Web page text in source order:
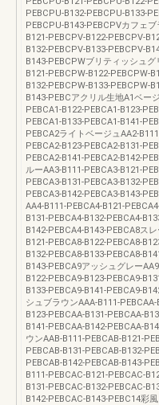
PEBCPU-B132-PEBCPU-B133-
PEBCPU-B143-PEBCPVカフェ
B121-PEBCPV-B122-PEBCPV-
B132-PEBCPV-B133-PEBCPV-
B143-PEBCPWブリティッシュ
B121-PEBCPW-B122-PEBCPW-
B132-PEBCPW-B133-PEBCPW-
B143-PEBCアクリル生地A1ベー
PEBCA1-B122-PEBCA1-B123-
PEBCA1-B133-PEBCA1-B141-
PEBCA2ライトベージュAA2-
PEBCA2-B123-PEBCA2-B131-
PEBCA2-B141-PEBCA2-B142-
ルーAA3-B111-PEBCA3-B121-
PEBCA3-B131-PEBCA3-B132-
PEBCA3-B142-PEBCA3-B143-
AA4-B111-PEBCA4-B121-
B131-PEBCA4-B132-PEBCA4-
B142-PEBCA4-B143-PEBCA8ス
B121-PEBCA8-B122-PEBCA8-
B132-PEBCA8-B133-PEBCA8-
B143-PEBCA9アッシュグレー
B122-PEBCA9-B123-PEBCA9-
B133-PEBCA9-B141-PEBCA9-
シュブラウンAAA-B111-
B123-PEBCAA-B131-PEBCAA-
B141-PEBCAA-B142-PEBCAA-
ウンAAB-B111-PEBCAB-B121-
PEBCAB-B131-PEBCAB-B132-
PEBCAB-B142-PEBCAB-B143-
B111-PEBCAC-B121-PEBCAC-
B131-PEBCAC-B132-PEBCAC-
B142-PEBCAC-B143-PEBC14彩